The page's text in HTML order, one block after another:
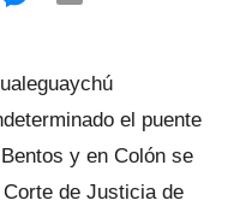
el puente
y en Colón se
de Justicia de